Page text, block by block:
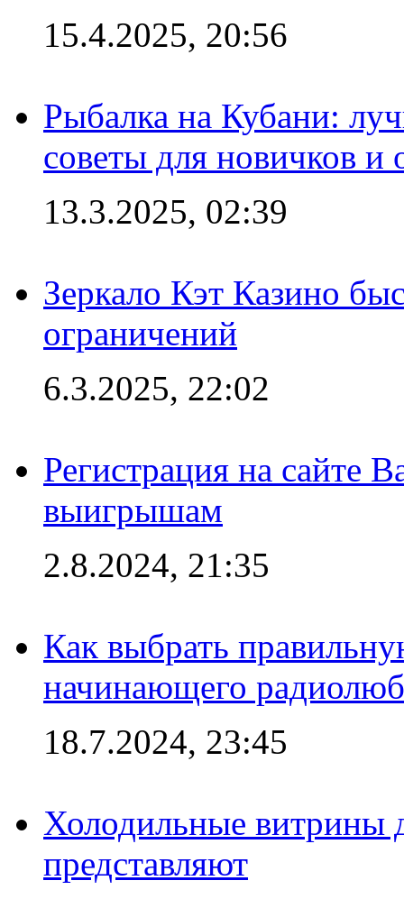
15.4.2025, 20:56
Рыбалка на Кубани:
советы для новичков
13.3.2025, 02:39
Зеркало Кэт Казино
ограничений
6.3.2025, 22:02
Регистрация на сайте
выигрышам
2.8.2024, 21:35
Как выбрать
начинающего
18.7.2024, 23:45
Холодильные витрины
представляют